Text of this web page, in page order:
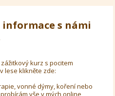
s námi
kurz s pocitem
lese klikněte zde:
vonné dýmy, koření nebo
vše v mých online